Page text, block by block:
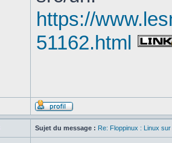
https://
51162.html
Sujet du message : Re: Floppinux : Linux